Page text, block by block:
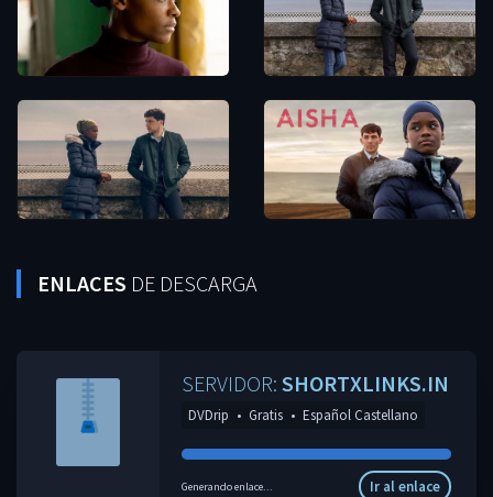
ENLACES DE DESCARGA
SERVIDOR: SHORTXLINKS.IN
DVDrip • Gratis • Español Castellano
Generando enlace... Ir al enlace